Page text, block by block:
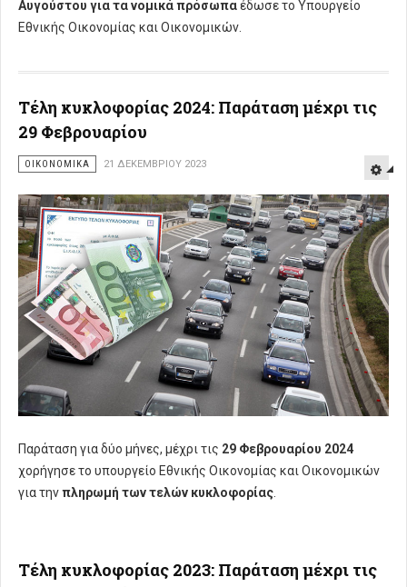
Αυγούστου για τα νομικά πρόσωπαέδωσε το Υπουργείο
Εθνικής Οικονομίας και Οικονομικών.
Τέλη κυκλοφορίας 2024: Παράταση μέχρι τις
29 Φεβρουαρίου
ΟΙΚΟΝΟΜΙΚΑ 21 ΔΕΚΕΜΒΡΊΟΥ 2023
Παράταση για δύο μήνες, μέχρι τις 29 Φεβρουαρίου 2024
χορήγησε το υπουργείο Εθνικής Οικονομίας και Οικονομικών
για τηνπληρωμή των τελών κυκλοφορίας
Τέλη κυκλοφορίας 2023: Παράταση μέχρι τις